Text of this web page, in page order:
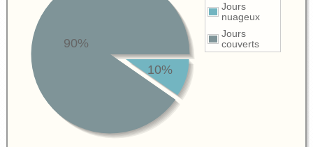
Jours
nuageux
Jours
couverts
10%
90%